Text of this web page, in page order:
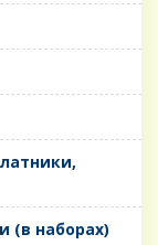
(в наборах)